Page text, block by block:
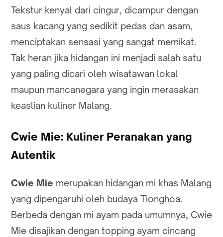
Tekstur kenyal dari cingur, dicampur dengan
saus kacang yang sedikit pedas dan asam,
menciptakan sensasi yang sangat memikat.
Tak heran jika hidangan ini menjadi salah satu
yang paling dicari oleh wisatawan lokal
maupun mancanegara yang ingin merasakan
keaslian kuliner Malang.
Cwie Mie: Kuliner Peranakan yang
Autentik
Cwie Mie merupakan hidangan mi khas Malang
yang dipengaruhi oleh budaya Tionghoa.
Berbeda dengan mi ayam pada umumnya, Cwie
Mie disajikan dengan topping ayam cincang